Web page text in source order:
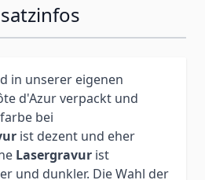
in unserer eigenen
d'Azur verpackt und
bei
ist dezent und eher
Lasergravur ist
und dunkler. Die Wahl der